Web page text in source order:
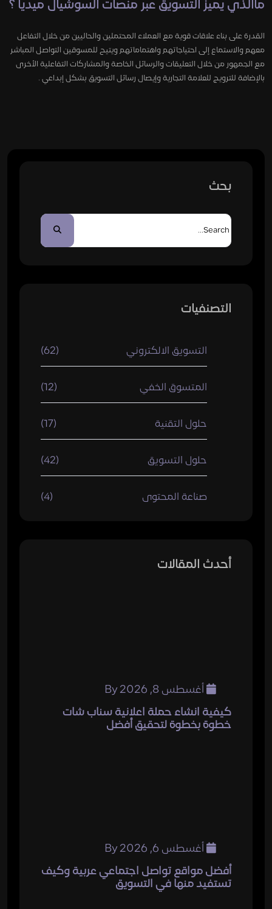
ماالذي يميز التسويق عبر منصات السوشيال ميديا ؟
القدرة على بناء علاقات قوية مع العملاء المحتملين والحاليين من خلال التفاعل
معهم والاستماع إلى احتياجاتهم واهتماماتهم ويتيح للمسوقين التواصل المباشر
مع الجمهور من خلال التعليقات والرسائل الخاصة والمشاركات التفاعلية الأخرى
بالإضافة للترويج للعلامة التجارية وإيصال رسائل التسويق بشكل إبداعي .
بحث
التصنفيات
التسويق الالكتروني (62)
المتسوق الخفي (12)
حلول التقنية (17)
حلول التسويق (42)
صناعة المحتوى (4)
أحدث المقالات
أغسطس 8, 2026
By
كيفية انشاء حملة اعلانية سناب شات
خطوة بخطوة لتحقيق أفضل
أغسطس 6, 2026
By
أفضل مواقع تواصل اجتماعي عربية وكيف
تستفيد منها في التسويق